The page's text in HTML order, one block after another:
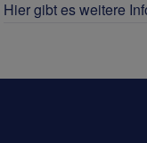
Hier gibt es weitere